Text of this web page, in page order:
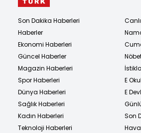
Son Dakika Haberleri
Haberler
Ekonomi Haberleri
Güncel Haberler
Magazin Haberleri
Spor Haberleri
Dünya Haberleri
Sağlık Haberleri
Kadın Haberleri
Teknoloji Haberleri
E
E
Son